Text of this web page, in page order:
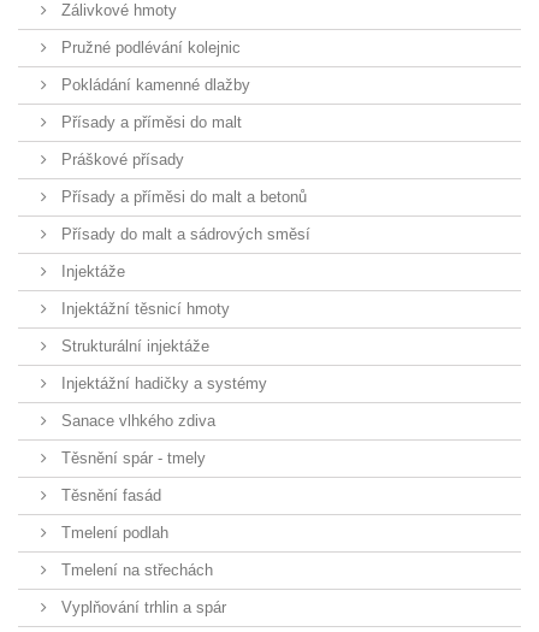
Zálivkové hmoty
Pružné podlévání kolejnic
Pokládání kamenné dlažby
Přísady a příměsi do malt
Práškové přísady
Přísady a příměsi do malt a betonů
Přísady do malt a sádrových směsí
Injektáže
Injektážní těsnicí hmoty
Strukturální injektáže
Injektážní hadičky a systémy
Sanace vlhkého zdiva
Těsnění spár - tmely
Těsnění fasád
Tmelení podlah
Tmelení na střechách
Vyplňování trhlin a spár